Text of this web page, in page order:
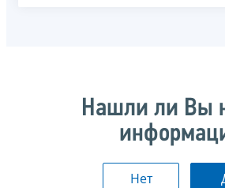
Нашли ли Вы
Нет